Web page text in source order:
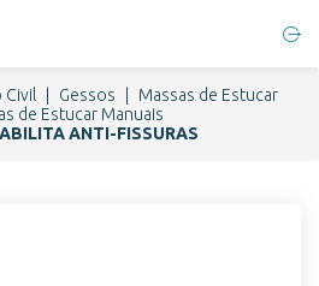
Gessos
Massas de Estucar
de Estucar Manuais
ANTI-FISSURAS